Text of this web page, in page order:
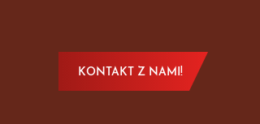
KONTAKT Z NAMI!